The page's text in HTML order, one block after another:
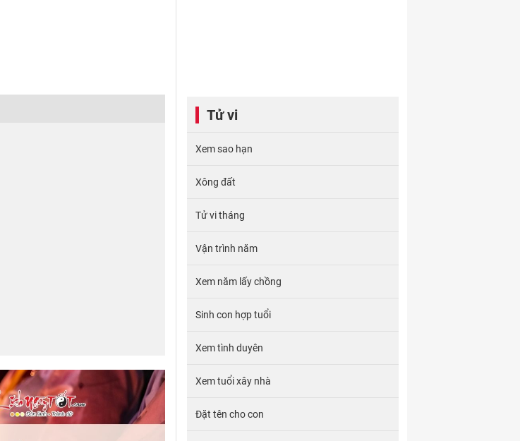
Tử vi
Xem sao hạn
Xông đất
Tử vi tháng
Vận trình năm
Xem năm lấy chồng
Sinh con hợp tuổi
Xem tình duyên
Xem tuổi xây nhà
Đặt tên cho con